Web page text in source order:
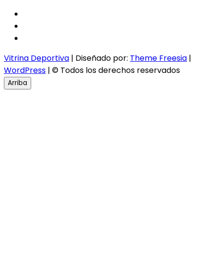
Vitrina Deportiva | Diseñado por: Theme Freesia |
WordPress | © Todos los derechos reservados
Arriba